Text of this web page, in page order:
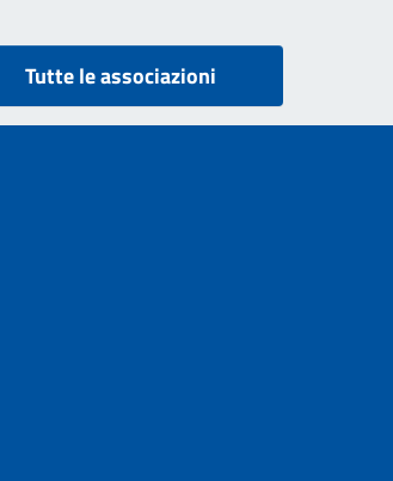
Tutte le associazioni